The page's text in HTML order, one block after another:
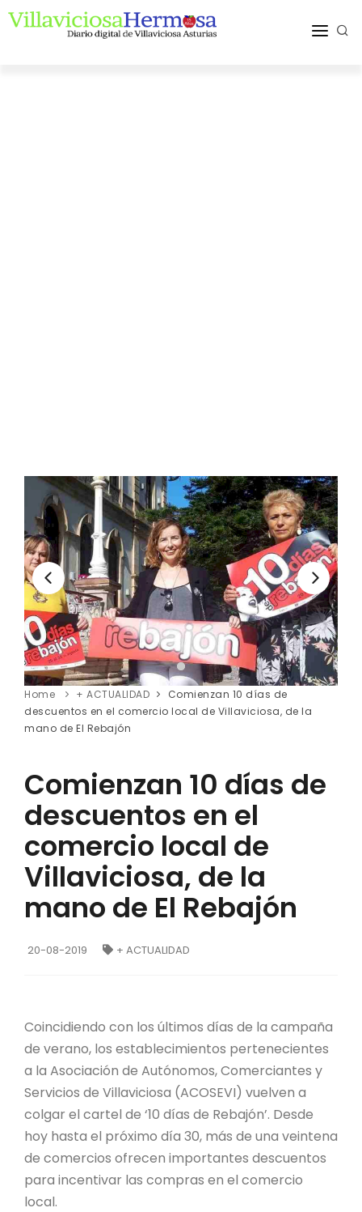
Home + ACTUALIDAD
Comienzan 10 días de
descuentos en el comercio local de Villaviciosa, de la
mano de El Rebajón
Comienzan 10 días de
descuentos en el
comercio local de
Villaviciosa, de la
mano de El Rebajón
20-08-2019 + ACTUALIDAD
Coincidiendo con los últimos días de la campaña
de verano, los establecimientos pertenecientes
a la Asociación de Autónomos, Comerciantes y
Servicios de Villaviciosa (ACOSEVI) vuelven a
colgar el cartel de ‘10 días de Rebajón’. Desde
hoy hasta el próximo día 30, más de una veintena
de comercios ofrecen importantes descuentos
para incentivar las compras en el comercio
local.